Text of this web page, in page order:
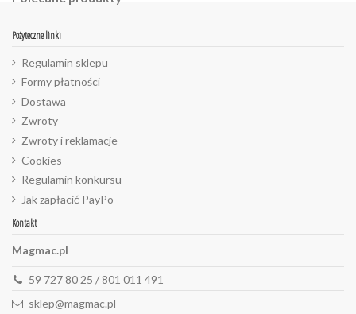
Pożyteczne linki
Regulamin sklepu
Formy płatności
Dostawa
Zwroty
Zwroty i reklamacje
Cookies
Regulamin konkursu
Jak zapłacić PayPo
Kontakt
Magmac.pl
59 727 80 25 / 801 011 491
sklep@magmac.pl